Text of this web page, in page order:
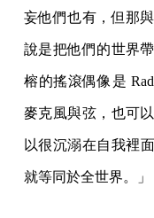
妄他們也有，但那
說是把他們的世界
榕的搖滾偶像是
麥克風與弦，也可
以很沉溺在自我裡
就等同於全世界。」